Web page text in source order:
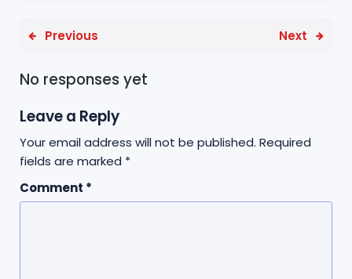
Previous Next
No responses yet
Leave a Reply
Your email address will not be published. Required
fields are marked *
Comment *